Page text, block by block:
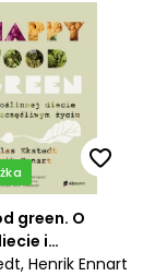
green. O
i
życiu
Henrik Ennart